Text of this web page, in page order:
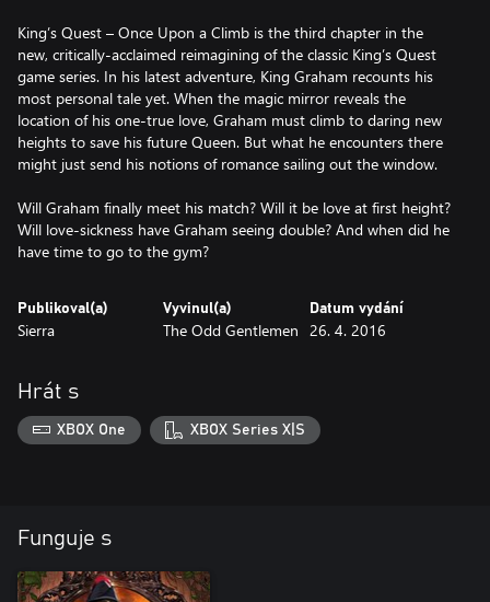
King’s Quest – Once Upon a Climb is the third chapter in the
new, critically-acclaimed reimagining of the classic King’s Quest
game series. In his latest adventure, King Graham recounts his
most personal tale yet. When the magic mirror reveals the
location of his one-true love, Graham must climb to daring new
heights to save his future Queen. But what he encounters there
might just send his notions of romance sailing out the window.
Will Graham finally meet his match? Will it be love at first height?
Will love-sickness have Graham seeing double? And when did he
have time to go to the gym?
Publikoval(a)
Sierra
Vyvinul(a)
The Odd Gentlemen
Datum vydání
26. 4. 2016
Hrát s
XBOX One XBOX Series X|S
Funguje s